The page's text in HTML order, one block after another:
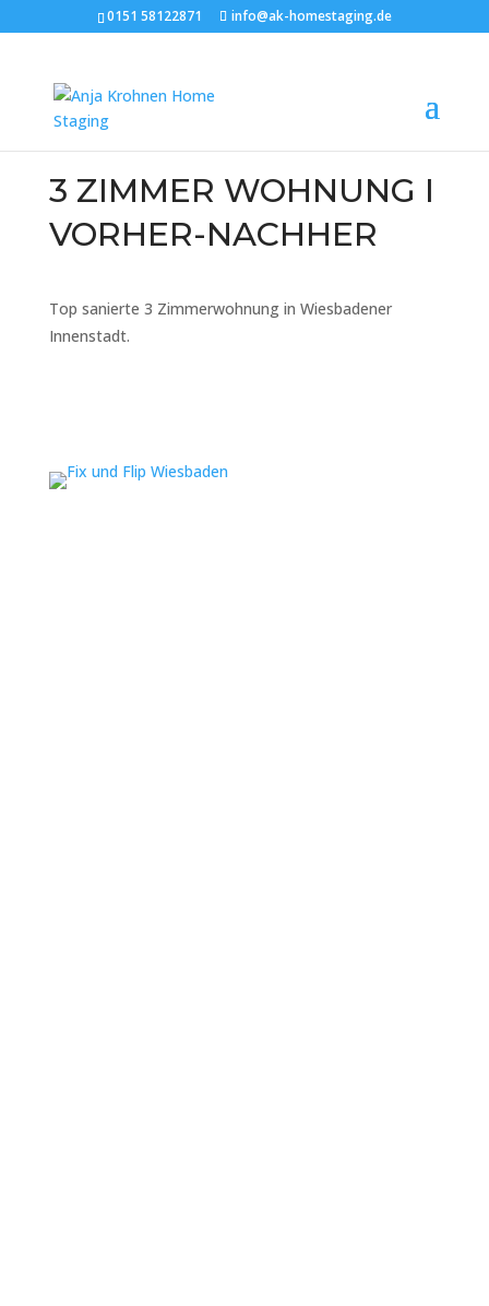
0151 58122871 info@ak-homestaging.de
3 ZIMMER WOHNUNG I
VORHER-NACHHER
Top sanierte 3 Zimmerwohnung in Wiesbadener
Innenstadt.